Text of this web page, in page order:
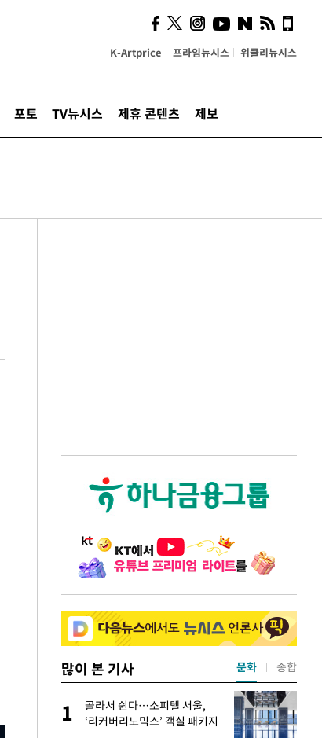
K-Artprice 프라임뉴시스 위클리뉴시스
포토 TV뉴시스 제휴 콘텐츠 제보
많이 본 기사
1
골라서 쉰다…소피텔 서울,
‘리커버리노믹스’ 객실 패키지
문화 종합